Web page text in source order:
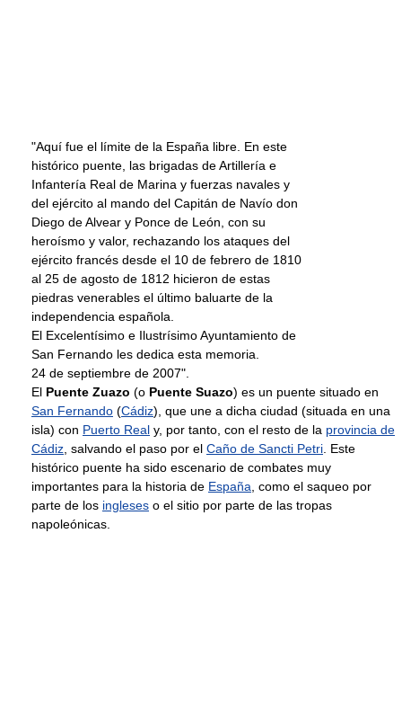
"Aquí fue el límite de la España libre. En este
histórico puente, las brigadas de Artillería e
Infantería Real de Marina y fuerzas navales y
del ejército al mando del Capitán de Navío don
Diego de Alvear y Ponce de León, con su
heroísmo y valor, rechazando los ataques del
ejército francés desde el 10 de febrero de 1810
al 25 de agosto de 1812 hicieron de estas
piedras venerables el último baluarte de la
independencia española.
El Excelentísimo e Ilustrísimo Ayuntamiento de
San Fernando les dedica esta memoria.
24 de septiembre de 2007".
El Puente Zuazo (o Puente Suazo) es un puente situado en
San Fernando (Cádiz), que une a dicha ciudad (situada en una
isla) con Puerto Real y, por tanto, con el resto de la provincia de
Cádiz, salvando el paso por el Caño de Sancti Petri. Este
histórico puente ha sido escenario de combates muy
importantes para la historia de España, como el saqueo por
parte de los ingleses o el sitio por parte de las tropas
napoleónicas.